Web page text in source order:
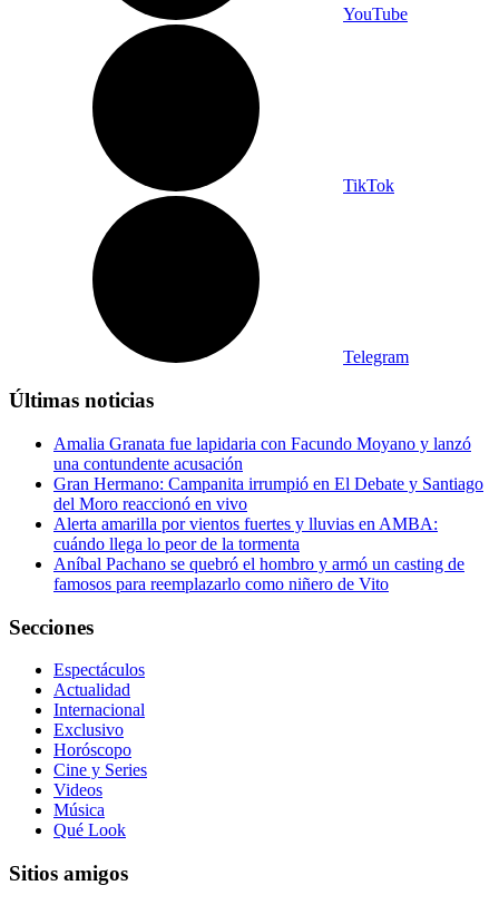
YouTube
TikTok
Telegram
Últimas noticias
Amalia Granata fue lapidaria con Facundo Moyano y lanzó
una contundente acusación
Gran Hermano: Campanita irrumpió en El Debate y Santiago
del Moro reaccionó en vivo
Alerta amarilla por vientos fuertes y lluvias en AMBA:
cuándo llega lo peor de la tormenta
Aníbal Pachano se quebró el hombro y armó un casting de
famosos para reemplazarlo como niñero de Vito
Secciones
Espectáculos
Actualidad
Internacional
Exclusivo
Horóscopo
Cine y Series
Videos
Música
Qué Look
Sitios amigos